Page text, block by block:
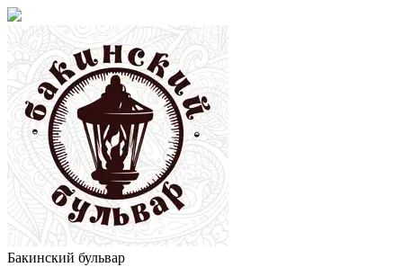
Бакинский бульвар